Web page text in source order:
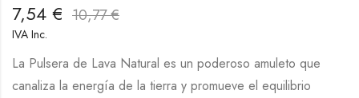
7,54 € 10,77€
IVA Inc.
La Pulsera de Lava Natural es un poderoso amuleto que
canaliza la energía de la tierra y promueve el equilibrio